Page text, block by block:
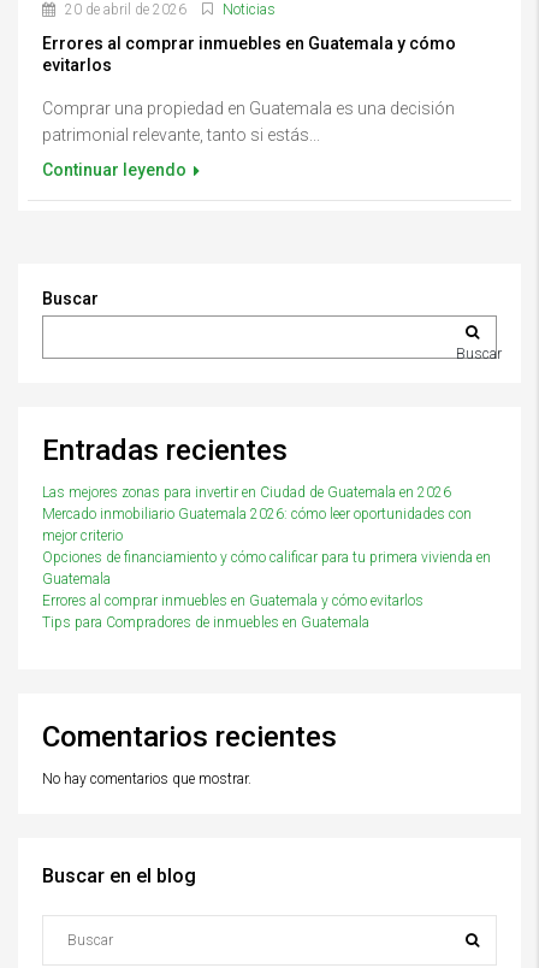
20 de abril de 2026 Noticias
Errores al comprar inmuebles en Guatemala y cómo
evitarlos
Comprar una propiedad en Guatemala es una decisión
patrimonial relevante, tanto si estás...
Continuar leyendo
Buscar
Buscar
Entradas recientes
Las mejores zonas para invertir en Ciudad de Guatemala en 2026
Mercado inmobiliario Guatemala 2026: cómo leer oportunidades con
mejor criterio
Opciones de financiamiento y cómo calificar para tu primera vivienda en
Guatemala
Errores al comprar inmuebles en Guatemala y cómo evitarlos
Tips para Compradores de inmuebles en Guatemala
Comentarios recientes
No hay comentarios que mostrar.
Buscar en el blog